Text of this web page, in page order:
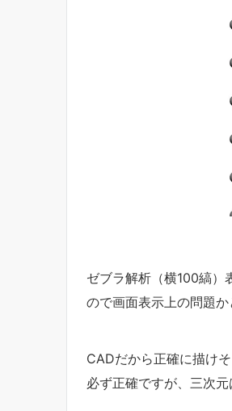
ゼブラ解析（横100縞）
ので画面表示上の問題か
CADだから正確に描け
必ず正確ですが、三次